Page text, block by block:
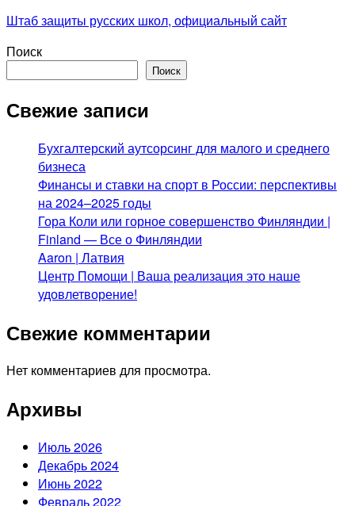
Штаб защиты русских школ, официальный сайт
Поиск
Поиск
Свежие записи
Бухгалтерский аутсорсинг для малого и среднего
бизнеса
Финансы и ставки на спорт в России: перспективы
на 2024–2025 годы
Гора Коли или горное совершенство Финляндии |
Finland — Все о Финляндии
Aaron | Латвия
Центр Помощи | Ваша реализация это наше
удовлетворение!
Свежие комментарии
Нет комментариев для просмотра.
Архивы
Июль 2026
Декабрь 2024
Июнь 2022
Февраль 2022